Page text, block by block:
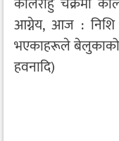
आग्नेय, आज : निशि
भएकाहरूले बेलुकाको
हवनादि)